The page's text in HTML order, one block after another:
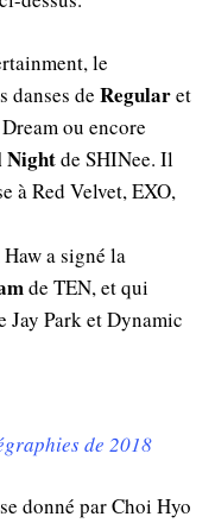
le
danses de Regularet
ou encore
Nightde SHINee. Il
à Red Velvet, EXO,
a signé la
de TEN, et qui
Jay Park et Dynamic
de 2018
donné par Choi Hyo